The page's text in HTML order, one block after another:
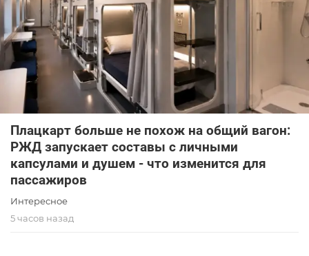
Плацкарт больше не похож на общий вагон:
РЖД запускает составы с личными
капсулами и душем - что изменится для
пассажиров
Интересное
5 часов назад